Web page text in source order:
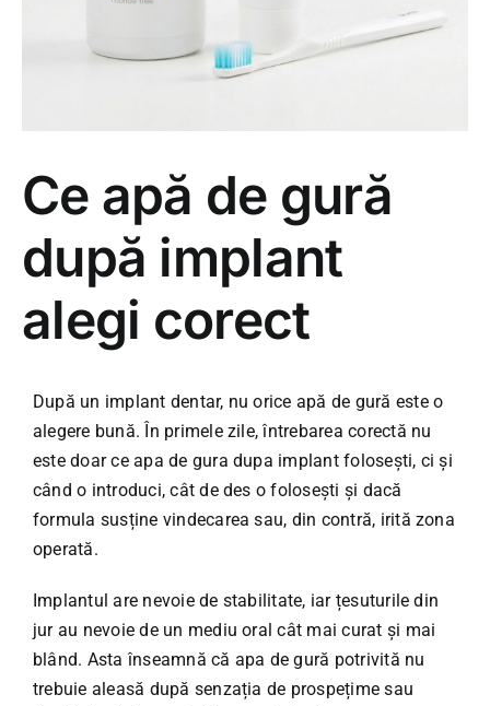
Ce apă de gură
după implant
alegi corect
După un implant dentar, nu orice apă de gură este o
alegere bună. În primele zile, întrebarea corectă nu
este doar ce apa de gura dupa implant folosești, ci și
când o introduci, cât de des o folosești și dacă
formula susține vindecarea sau, din contră, irită zona
operată.
Implantul are nevoie de stabilitate, iar țesuturile din
jur au nevoie de un mediu oral cât mai curat și mai
blând. Asta înseamnă că apa de gură potrivită nu
trebuie aleasă după senzația de prospețime sau